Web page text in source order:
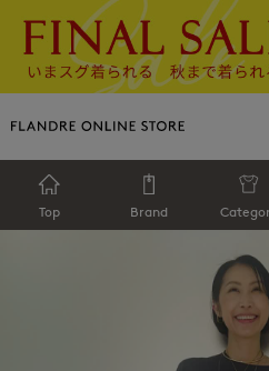
Top Brand